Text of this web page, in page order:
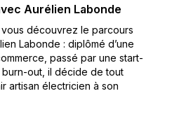
Aurélien Labonde
découvrez le parcours
Labonde : diplômé d’une
passé par une start-
burn-out, il décide de tout
artisan électricien à son